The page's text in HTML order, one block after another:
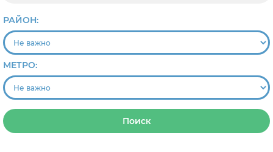
РАЙОН:
МЕТРО:
Поиск